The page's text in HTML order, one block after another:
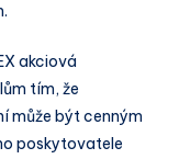
akciová
tím, že
může být cenným
poskytovatele